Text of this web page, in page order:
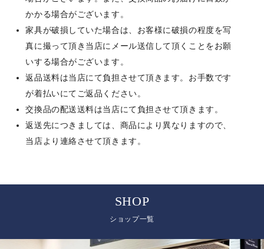
かかる場合がございます。
家具が破損していた場合は、お客様に破損の程度を写
真に撮って頂き当店にメール送信して頂くことをお願
いする場合がございます。
返品送料は当店にて負担させて頂きます。お手数です
が着払いにてご返品ください。
交換品の配送送料は当店にて負担させて頂きます。
返送先につきましては、商品により異なりますので、
当店より連絡させて頂きます。
SHOP
ショップ一覧